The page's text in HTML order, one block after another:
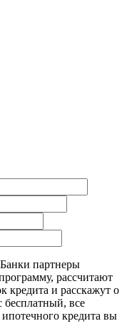
партнеры
рассчитают
кредита и расскажут о
бесплатный, все
кредита вы